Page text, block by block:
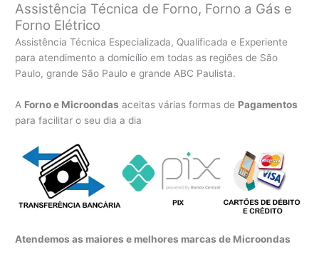
Assistência Técnica de Forno, Forno a Gás e
Forno Elétrico
Assistência Técnica Especializada, Qualificada e Experiente
para atendimento a domicílio em todas as regiões de São
Paulo, grande São Paulo e grande ABC Paulista.
A Forno e Microondas aceitas várias formas de Pagamentos
para facilitar o seu dia a dia
Atendemos as maiores e melhores marcas de Microondas